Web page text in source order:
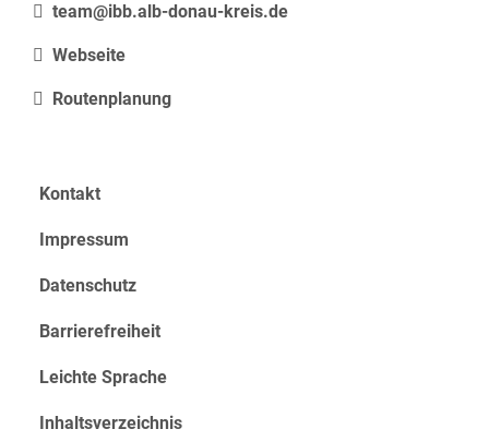
team@ibb.alb-donau-kreis.de
Webseite
Routenplanung
Kontakt
Impressum
Datenschutz
Barrierefreiheit
Leichte Sprache
Inhaltsverzeichnis